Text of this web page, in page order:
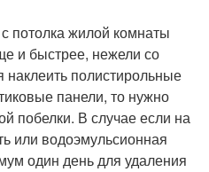
потолка жилой комнаты
и быстрее, нежели со
наклеить полистирольные
панели, то нужно
побелки. В случае если на
или водоэмульсионная
один день для удаления